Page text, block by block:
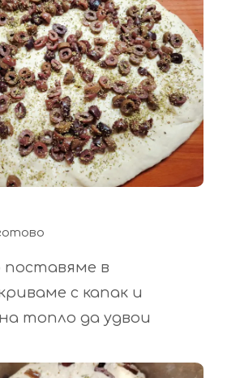
в
с капак и
топло да удвои